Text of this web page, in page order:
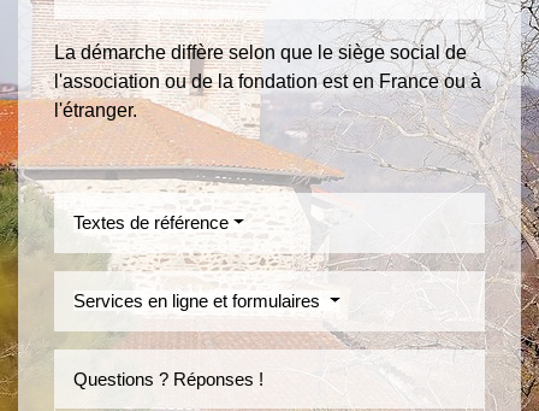
La démarche diffère selon que le siège social de
l'association ou de la fondation est en France ou à
l'étranger.
Textes de référence
Services en ligne et formulaires
Questions ? Réponses !